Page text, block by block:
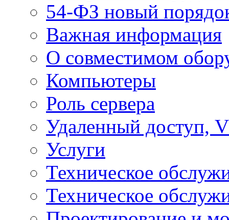
54-ФЗ новый
Важная информация
О совместимом
Компьютеры
Роль сервера
Удаленный доступ,
Услуги
Техническое
Техническое